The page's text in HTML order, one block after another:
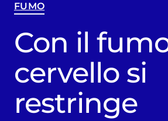
FUMO
Con il
cervello si
restringe